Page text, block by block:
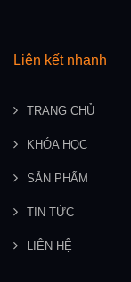
Liên kết nhanh
TRANG CHỦ
KHÓA HỌC
SẢN PHẨM
TIN TỨC
LIÊN HỆ